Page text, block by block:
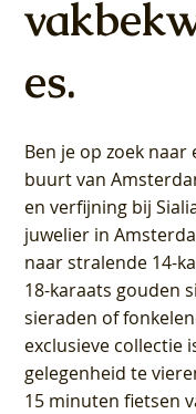
es.
Ben je op zoek
buurt van
en verfijning bij
juwelier in
naar stralende 14-
18-karaats gouden
sieraden of
exclusieve collectie
gelegenheid te
15 minuten fietsen